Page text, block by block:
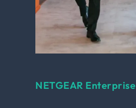
NETGEAR Enterprise